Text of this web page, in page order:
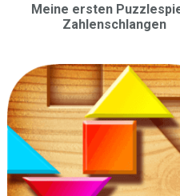
Meine ersten
Zahlenschlangen